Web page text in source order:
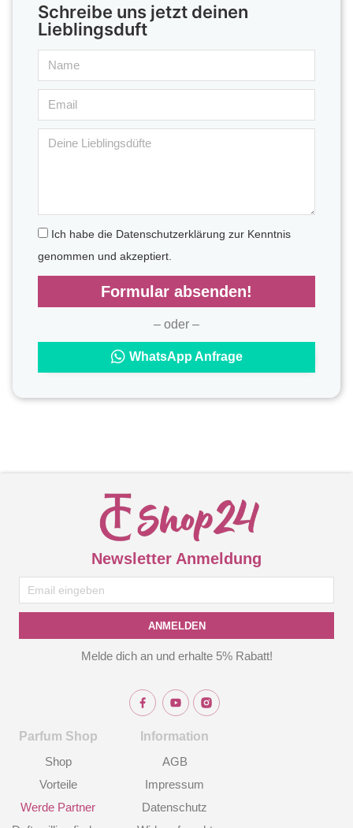
Schreibe uns jetzt deinen
Lieblingsduft
Ich habe die Datenschutzerklärung zur Kenntnis
genommen und akzeptiert.
Formular absenden!
– oder –
WhatsApp Anfrage
Parfum Shop
Shop
Vorteile
Werde Partner
Information
AGB
Impressum
Datenschutz
Newsletter Anmeldung
ANMELDEN
Melde dich an und erhalte 5% Rabatt!